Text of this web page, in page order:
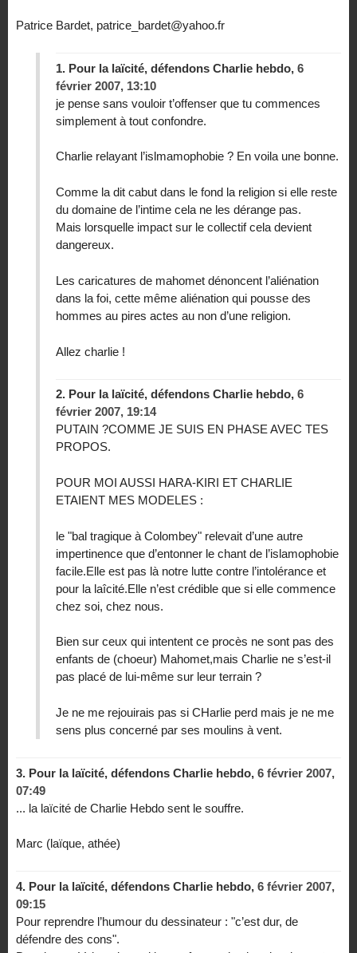
Patrice Bardet, patrice_bardet@yahoo.fr
1. Pour la laïcité, défendons Charlie hebdo, 6
février 2007, 13:10
je pense sans vouloir t’offenser que tu commences
simplement à tout confondre.
Charlie relayant l’islmamophobie ? En voila une bonne.
Comme la dit cabut dans le fond la religion si elle reste
du domaine de l’intime cela ne les dérange pas.
Mais lorsquelle impact sur le collectif cela devient
dangereux.
Les caricatures de mahomet dénoncent l’aliénation
dans la foi, cette même aliénation qui pousse des
hommes au pires actes au non d’une religion.
Allez charlie !
2. Pour la laïcité, défendons Charlie hebdo, 6
février 2007, 19:14
PUTAIN ?COMME JE SUIS EN PHASE AVEC TES
PROPOS.
POUR MOI AUSSI HARA-KIRI ET CHARLIE
ETAIENT MES MODELES :
le "bal tragique à Colombey" relevait d’une autre
impertinence que d’entonner le chant de l’islamophobie
facile.Elle est pas là notre lutte contre l’intolérance et
pour la laîcité.Elle n’est crédible que si elle commence
chez soi, chez nous.
Bien sur ceux qui intentent ce procès ne sont pas des
enfants de (choeur) Mahomet,mais Charlie ne s’est-il
pas placé de lui-même sur leur terrain ?
Je ne me rejouirais pas si CHarlie perd mais je ne me
sens plus concerné par ses moulins à vent.
3. Pour la laïcité, défendons Charlie hebdo, 6 février 2007,
07:49
... la laïcité de Charlie Hebdo sent le souffre.
Marc (laïque, athée)
4. Pour la laïcité, défendons Charlie hebdo, 6 février 2007,
09:15
Pour reprendre l’humour du dessinateur : "c’est dur, de
défendre des cons".